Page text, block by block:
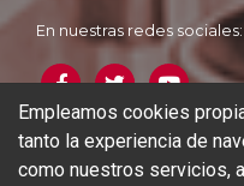
En nuestras redes sociales:
Blog
Empleamos cookies
tanto la experiencia de
como nuestros servicios,